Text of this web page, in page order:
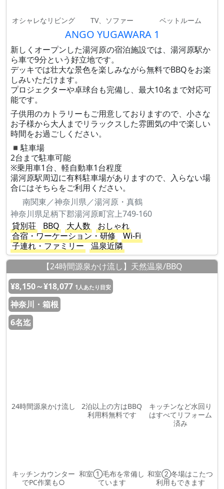
オシャレなリビング TV、ソファー ベットルーム
ANGO YUGAWARA 1
新しくオープンした湯河原の宿泊施設では、湯河原駅か
ら車で9分という好立地です。
デッキでは壮大な景色を楽しみながら無料でBBQをお楽
しみいただけます。
プロジェクターや卓球台も完備し、最大10名まで対応可
能です。
子供用のカトラリーもご用意しておりますので、小さな
お子様から大人までリラックスした雰囲気の中で楽しい
時間をお過ごしください。
◾️駐車場
2台まで駐車可能
※乗用車1台、軽自動車1台程度
湯河原駅周辺に有料駐車場がありますので、入らない場
合にはそちらをご利用ください。
南関東／神奈川県／湯河原・真鶴
神奈川県足柄下郡湯河原町宮上749-160
貸別荘
BBQ 大人数
おしゃれ
合宿・ワーケーション・研修
Wi-Fi
子連れ・ファミリー
温泉近隣
【24時間源泉かけ流し】天然温泉/BBQ
¥8,150～¥18,077 1人あたり目安
神奈川・箱根
6名迄
24時間源泉かけ流し
2泊以上の方はBBQ
利用料無料です
キッチンなど水回り
はすべてリフォーム
済み
キッチンカウンター
でPC作業も○
和室①毛布を常備し
ています
和室②冬場はこたつ
利用もできます